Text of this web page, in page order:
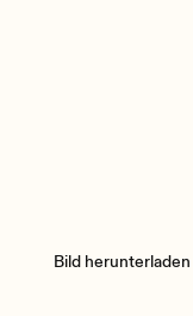
Bild herunterladen